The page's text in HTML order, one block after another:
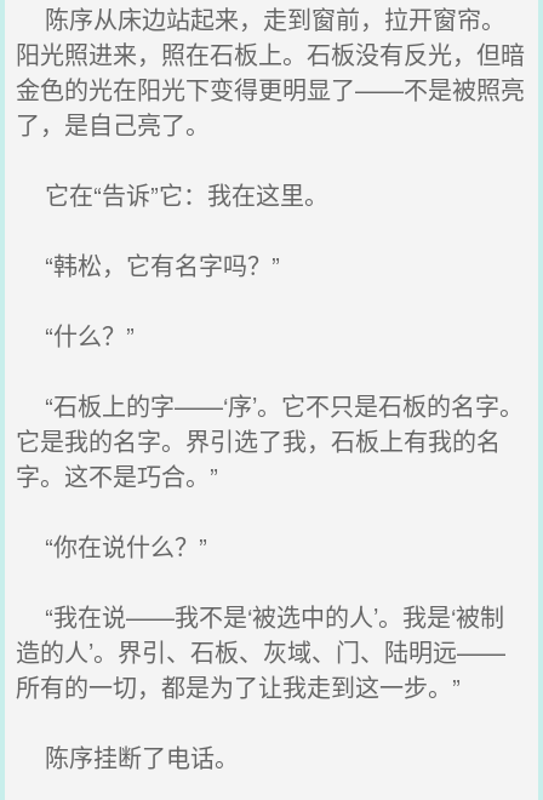
陈序从床边站起来，走到窗前，拉开窗帘。
阳光照进来，照在石板上。石板没有反光，但暗
金色的光在阳光下变得更明显了——不是被照亮
了，是自己亮了。
它在“告诉”它：我在这里。
“韩松，它有名字吗？”
“什么？”
“石板上的字——‘序’。它不只是石板的名字。
它是我的名字。界引选了我，石板上有我的名
字。这不是巧合。”
“你在说什么？”
“我在说——我不是‘被选中的人’。我是‘被制
造的人’。界引、石板、灰域、门、陆明远——
所有的一切，都是为了让我走到这一步。”
陈序挂断了电话。